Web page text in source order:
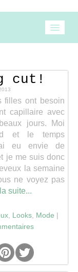
cut!
filles ont besoin
capillaire avec
jours. Moi
et le temps
eu envie de
je me suis donc
la semaine
ne voyez pas
suite...
Looks Mode |